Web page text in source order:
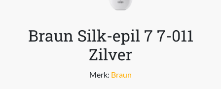
Braun Silk-epil 7 7-011
Zilver
Merk: Braun